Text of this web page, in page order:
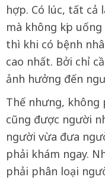
hợp. Có lúc, tất cả
mà không kịp
thì khi có bệnh
cao nhất. Bởi chỉ
ảnh hưởng đến
Thế nhưng, không
cũng được người
người vừa đưa
phải khám ngay.
phải phân loại